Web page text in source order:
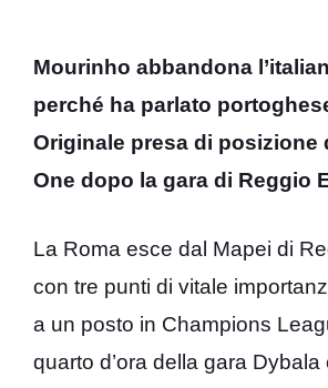
Mourinho abbandona
perché ha parlato
Originale presa di posizione
One dopo la gara di Reggio
La Roma esce dal Mapei di
con tre punti di vitale
a un posto in Champions
quarto d’ora della gara